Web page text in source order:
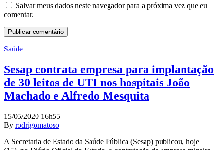
Salvar meus dados neste navegador para a próxima vez que eu
comentar.
Saúde
Sesap contrata empresa para implantação
de 30 leitos de UTI nos hospitais João
Machado e Alfredo Mesquita
15/05/2020 16h55
By rodrigomatoso
A Secretaria de Estado da Saúde Pública (Sesap) publicou, hoje